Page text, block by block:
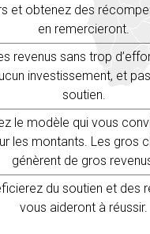
et obtenez des
en remercieront.
revenus sans trop
investissement, et
soutien.
le modèle qui vous
les montants. Les gros
génèrent de gros
du soutien et des
vous aideront à réussir.